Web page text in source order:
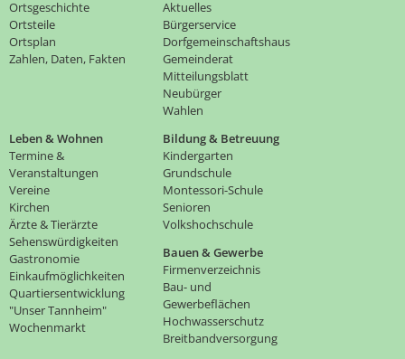
Ortsgeschichte
Ortsteile
Ortsplan
Zahlen, Daten, Fakten
Aktuelles
Bürgerservice
Dorfgemeinschaftshaus
Gemeinderat
Mitteilungsblatt
Neubürger
Wahlen
Leben & Wohnen
Termine &
Veranstaltungen
Vereine
Kirchen
Ärzte & Tierärzte
Sehenswürdigkeiten
Gastronomie
Einkaufmöglichkeiten
Quartiersentwicklung
"Unser Tannheim"
Wochenmarkt
Bildung & Betreuung
Kindergarten
Grundschule
Montessori-Schule
Senioren
Volkshochschule
Bauen & Gewerbe
Firmenverzeichnis
Bau- und
Gewerbeflächen
Hochwasserschutz
Breitbandversorgung